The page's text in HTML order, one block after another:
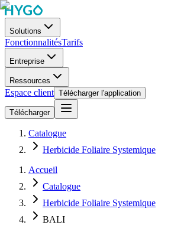
Solutions
FonctionnalitésTarifs
Entreprise
Ressources
Espace client Télécharger l'application
Télécharger
Catalogue
Herbicide Foliaire Systemique
Accueil
Catalogue
Herbicide Foliaire Systemique
BALI